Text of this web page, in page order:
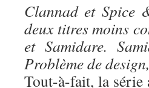
Clannad et Spice
deux titres moins
et Samidare.
Problème de
Tout-à-fait, la série